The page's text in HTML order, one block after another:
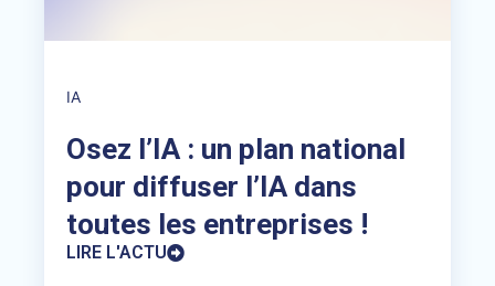
IA
Osez l’IA : un plan national
pour diffuser l’IA dans
toutes les entreprises !
LIRE L'ACTU